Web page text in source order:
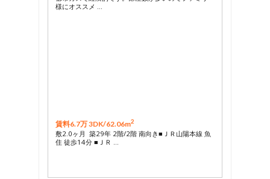
様にオススメ …
賃料6.7万 3DK/62.06m2
敷2.0ヶ月 築29年 2階/2階 南向き■ＪＲ山陽本線 魚
住 徒歩14分 ■ＪＲ …